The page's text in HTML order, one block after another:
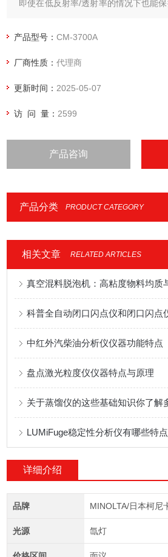
即使在低反射率/透射率的情况下也能
产品型号：CM-3700A
厂商性质：代理商
更新时间： 2025-05-07
访 问 量： 2599
产品咨询
产品分类 PRODUCT CATEGORY
相关文章 RELATED ARTICLES
真空混料脱泡机：高粘度物料均质
中红外汽柴油分析仪仪器功能特点
盘点激光粒度仪仪器特点与原理
关于蒸馏仪的这些基础知识你了解
LUMiFuge稳定性分析仪有哪些特点
详细介绍
品牌 MINOLTA/日本柯尼
光源 氙灯